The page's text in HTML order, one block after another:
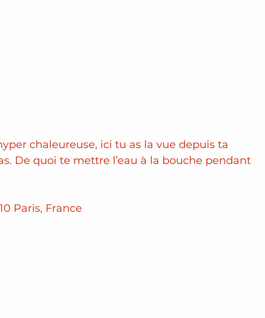
chaleureuse, ici tu as la vue depuis ta
De quoi te mettre l’eau à la bouche pendant
Paris, France